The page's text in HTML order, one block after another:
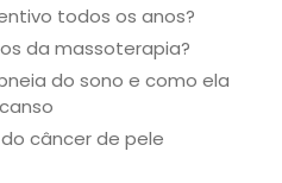
todos os anos?
da massoterapia?
do sono e como ela
câncer de pele